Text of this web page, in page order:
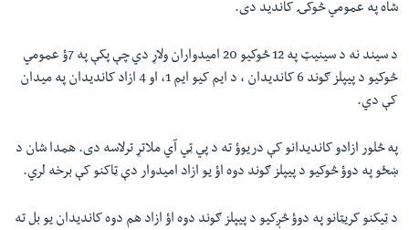
شاه په عمومي څوکۍ کاندید دی.
د سیند نه د سینیټ په 12 څوکیو 20 امیدواران ولاړ دي چې پکې په 7ؤ عمومي
څوکیو د پیپلز ګوند 6 کاندیدان ، د ایم کیو ایم 1، او 4 ازاد کاندیدان په میدان
کې دي.
په څلور ازادو کاندیدانو کې دریوؤ ته د پي ټي‌ آي ملاتړ ترلاسه دی. همدا شان د
ښځو په دوؤ څوکیو د پیپلز ګوند دوه اؤ یو ازاد امیدوار دې ټاکنو کې برخه لري.
د ټیکنو کریټانو په دوؤ څږکیو د پیپلز ګوند دوه اؤ ازاد هم دوه کاندیدان یو بل ته